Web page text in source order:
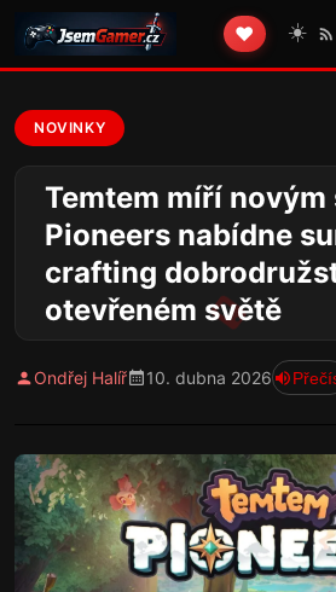
❤️ ☀️
NOVINKY
Temtem míří novým
Pioneers nabídne
crafting
otevřeném světě
Ondřej Halíř 10. dubna 2026